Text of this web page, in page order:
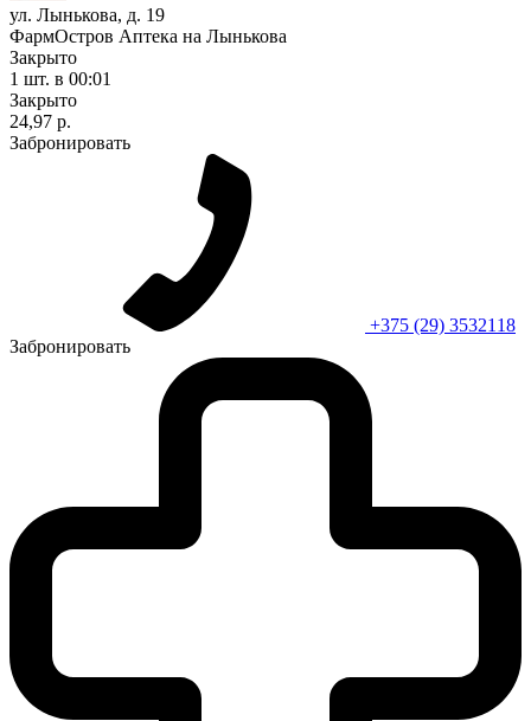
ул. Лынькова, д. 19
ФармОстров Аптека на Лынькова
Закрыто
1 шт. в 00:01
Закрыто
24,97 р.
Забронировать
+375 (29) 3532118
Забронировать